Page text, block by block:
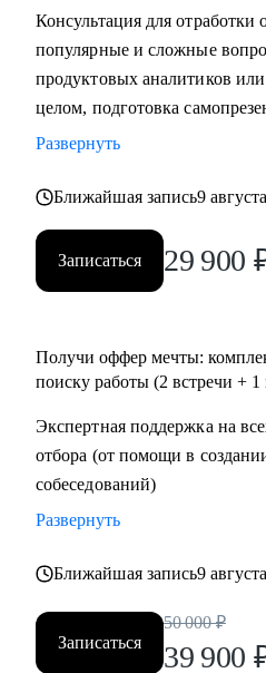
• Junior и Middle Продуктовым
данных и продаж, которые
• Выпускникам и студентам,
работу в аналитике;
• Аналитикам, которые хотят
• Тем, кто хочет перейти в IT и
• Всем IT-специалистам,
Испанию и работать удаленно
Консультация для отработки
популярные и сложные
продуктовых аналитиков
целом, подготовка
Развернуть
Ближайшая запись9
Записаться 29 900
Получи оффер мечты:
поиску работы (2 встречи + 1
Экспертная поддержка на
отбора (от помощи в
собеседований)
Развернуть
Ближайшая запись9
Записаться
50 000 ₽
39 900